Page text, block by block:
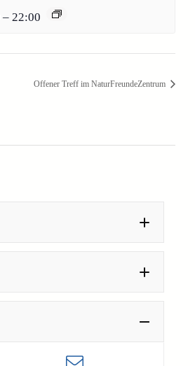
– 22:00
Offener Treff im NaturFreundeZentrum